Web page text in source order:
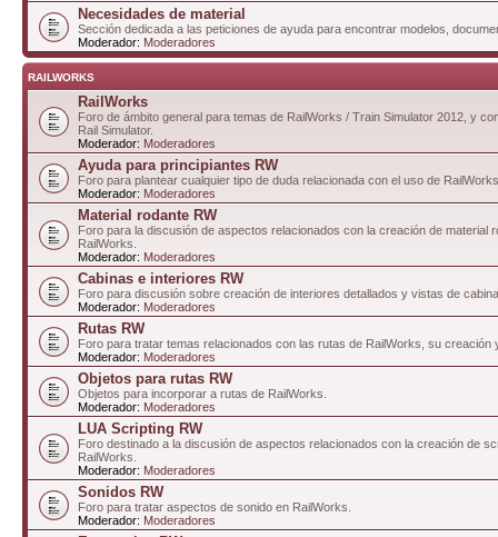
Necesidades de material
Sección dedicada a las peticiones de ayuda para encontrar modelos,
Moderador: Moderadores
RAILWORKS
RailWorks
Foro de ámbito general para temas de RailWorks / Train Simulator 2012, y
Rail Simulator.
Moderador: Moderadores
Ayuda para principiantes RW
Foro para plantear cualquier tipo de duda relacionada con el uso de
Moderador: Moderadores
Material rodante RW
Foro para la discusión de aspectos relacionados con la creación de material
RailWorks.
Moderador: Moderadores
Cabinas e interiores RW
Foro para discusión sobre creación de interiores detallados y vistas de
Moderador: Moderadores
Rutas RW
Foro para tratar temas relacionados con las rutas de RailWorks, su creación
Moderador: Moderadores
Objetos para rutas RW
Objetos para incorporar a rutas de RailWorks.
Moderador: Moderadores
LUA Scripting RW
Foro destinado a la discusión de aspectos relacionados con la creación de
RailWorks.
Moderador: Moderadores
Sonidos RW
Foro para tratar aspectos de sonido en RailWorks.
Moderador: Moderadores